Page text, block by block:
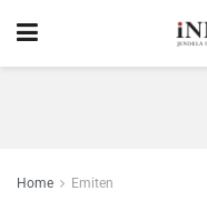
Home Emiten